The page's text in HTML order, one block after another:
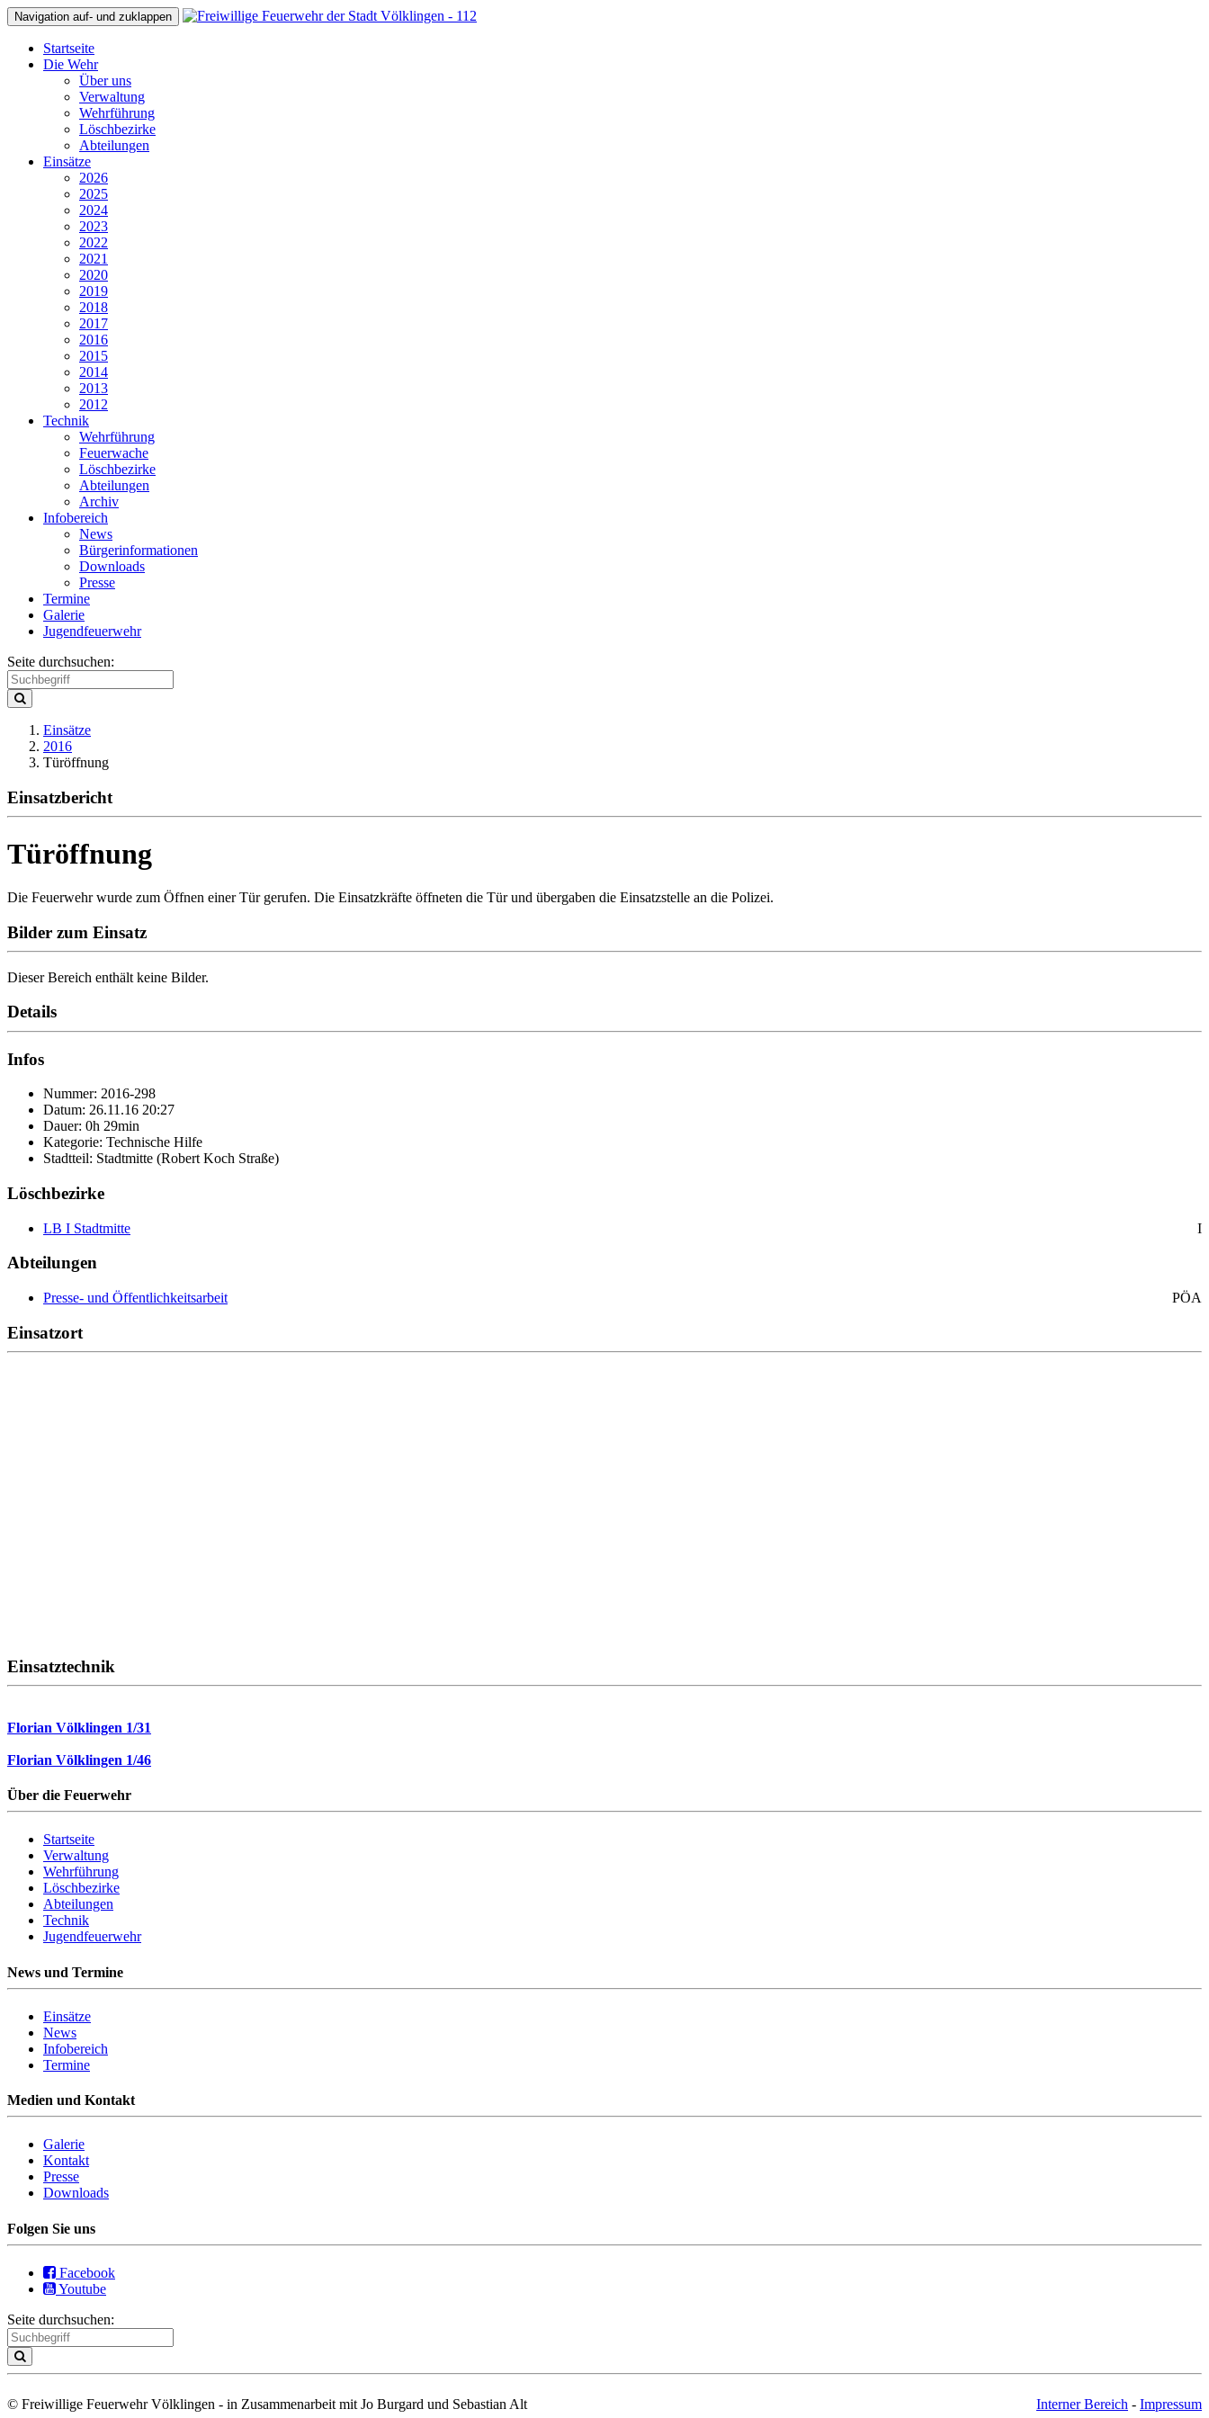
Navigation auf- und zuklappen
Startseite
Die Wehr
Über uns
Verwaltung
Wehrführung
Löschbezirke
Abteilungen
Einsätze
2026
2025
2024
2023
2022
2021
2020
2019
2018
2017
2016
2015
2014
2013
2012
Technik
Wehrführung
Feuerwache
Löschbezirke
Abteilungen
Archiv
Infobereich
News
Bürgerinformationen
Downloads
Presse
Termine
Galerie
Jugendfeuerwehr
Seite durchsuchen:
Einsätze
2016
Türöffnung
Einsatzbericht
Türöffnung
Die Feuerwehr wurde zum Öffnen einer Tür gerufen. Die Einsatzkräfte öffneten die Tür und übergaben die Einsatzstelle an die Polizei.
Bilder zum Einsatz
Dieser Bereich enthält keine Bilder.
Details
Infos
Nummer: 2016-298
Datum: 26.11.16 20:27
Dauer: 0h 29min
Kategorie: Technische Hilfe
Stadtteil: Stadtmitte (Robert Koch Straße)
Löschbezirke
LB I Stadtmitte I
Abteilungen
Presse- und Öffentlichkeitsarbeit PÖA
Einsatzort
Einsatztechnik
Florian Völklingen 1/31
Florian Völklingen 1/46
Über die Feuerwehr
Startseite
Verwaltung
Wehrführung
Löschbezirke
Abteilungen
Technik
Jugendfeuerwehr
News und Termine
Einsätze
News
Infobereich
Termine
Medien und Kontakt
Galerie
Kontakt
Presse
Downloads
Folgen Sie uns
Facebook
Youtube
Seite durchsuchen:
© Freiwillige Feuerwehr Völklingen - in Zusammenarbeit mit Jo Burgard und Sebastian Alt Interner Bereich - Impressum